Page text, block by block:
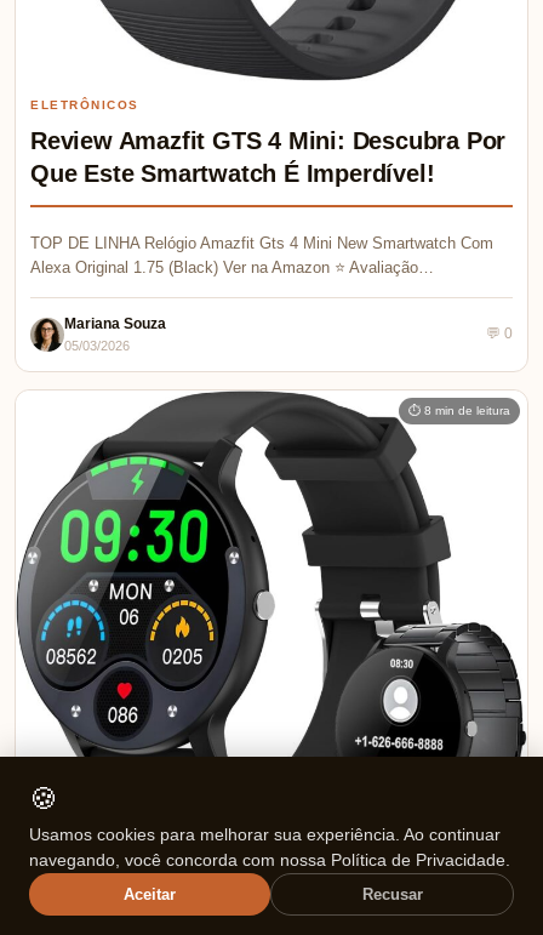
ELETRÔNICOS
Review Amazfit GTS 4 Mini: Descubra Por
Que Este Smartwatch É Imperdível!
TOP DE LINHA Relógio Amazfit Gts 4 Mini New Smartwatch Com
Alexa Original 1.75 (Black) Ver na Amazon ⭐ Avaliação…
Mariana Souza
05/03/2026
💬 0
⏱ 8 min de leitura
ELETRÔNICOS
Review do Relógio Inteligente Esportivo:
🍪
Usamos cookies para melhorar sua experiência. Ao continuar
navegando, você concorda com nossa Política de Privacidade.
Aceitar Recusar